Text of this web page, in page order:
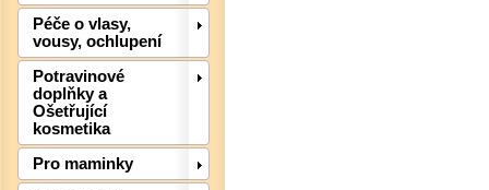
Péče o vlasy,
vousy, ochlupení
Potravinové
doplňky a
Ošetřující
kosmetika
Pro maminky